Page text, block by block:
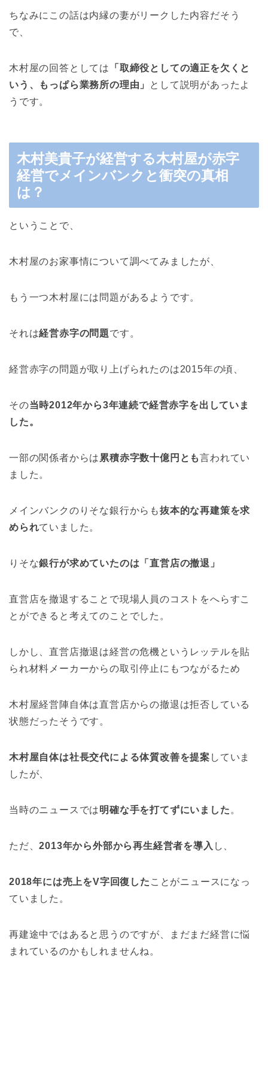
ちなみにこの話は内縁の妻がリークした内容だそう
で、
木村屋の回答としては
「取締役としての適正を欠くと
いう、もっぱら業務所の理由」
として説明があったよ
うです。
木村美貴子が経営する木村屋が赤字
経営でメインバンクと衝突の真相
は？
ということで、
木村屋のお家事情について調べてみましたが、
もう一つ木村屋には問題があるようです。
それは経営赤字の問題です。
経営赤字の問題が取り上げられたのは2015年の頃、
その当時2012年から3年連続で経営赤字を出していま
した。
一部の関係者からは 累積赤字数十億円とも言われてい
ました。
メインバンクのりそな銀行からも抜本的な再建策を求
められていました。
りそな銀行が求めていたのは「直営店の撤退」
直営店を撤退することで現場人員のコストをへらすこ
とができると考えてのことでした。
しかし、直営店撤退は経営の危機というレッテルを貼
られ材料メーカーからの取引停止にもつながるため
木村屋経営陣自体は直営店からの撤退は拒否している
状態だったそうです。
木村屋自体は社長交代による体質改善を提案 していま
したが、
当時のニュースでは明確な手を打てずにいました 。
ただ、2013年から外部から再生経営者を導入 し、
2018年には売上をV字回復した ことがニュースになっ
ていました。
再建途中ではあると思うのですが、まだまだ経営に悩
まれているのかもしれませんね。